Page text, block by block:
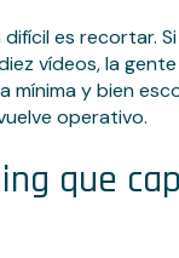
es recortar.
vídeos, la
mínima y bien
operativo.
que